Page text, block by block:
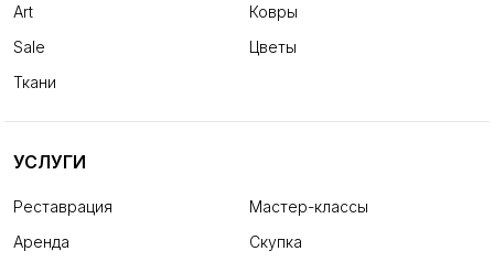
Art
Ковры
Sale
Цветы
Ткани
УСЛУГИ
Реставрация
Мастер-классы
Аренда
Скупка